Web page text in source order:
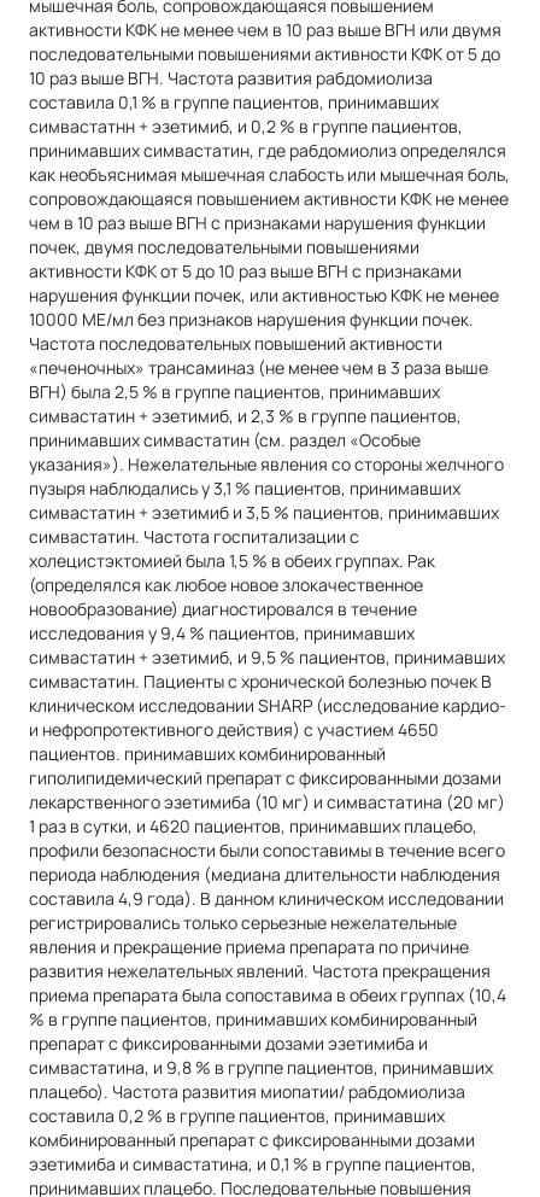
мышечная боль, сопровождающаяся повышением
активности КФК не менее чем в 10 раз выше ВГН или двумя
последовательными повышениями активности КФК от 5 до
10 раз выше ВГН. Частота развития рабдомиолиза
составила 0,1 % в группе пациентов, принимавших
симвастатнн + эзетимиб, и 0,2 % в группе пациентов,
принимавших симвастатин, где рабдомиолиз определялся
как необъяснимая мышечная слабость или мышечная боль,
сопровождающаяся повышением активности КФК не менее
чем в 10 раз выше ВГН с признаками нарушения функции
почек, двумя последовательными повышениями
активности КФК от 5 до 10 раз выше ВГН с признаками
нарушения функции почек, или активностью КФК не менее
10000 МЕ/мл без признаков нарушения функции почек.
Частота последовательных повышений активности
«печеночных» трансаминаз (не менее чем в 3 раза выше
ВГН) была 2,5 % в группе пациентов, принимавших
симвастатин + эзетимиб, и 2,3 % в группе пациентов,
принимавших симвастатин (см. раздел «Особые
указания»). Нежелательные явления со стороны желчного
пузыря наблюдались у 3,1 % пациентов, принимавших
симвастатин + эзетимиб и 3,5 % пациентов, принимавших
симвастатин. Частота госпитализации с
холецистэктомией была 1,5 % в обеих группах. Рак
(определялся как любое новое злокачественное
новообразование) диагностировался в течение
исследования у 9,4 % пациентов, принимавших
симвастатин + эзетимиб, и 9,5 % пациентов, принимавших
симвастатин. Пациенты с хронической болезнью почек В
клиническом исследовании SHARP (исследование кардио-
и нефропротективного действия) с участием 4650
пациентов. принимавших комбинированный
гиполипидемический препарат с фиксированными дозами
лекарственного эзетимиба (10 мг) и симвастатина (20 мг)
1 раз в сутки, и 4620 пациентов, принимавших плацебо,
профили безопасности были сопоставимы в течение всего
периода наблюдения (медиана длительности наблюдения
составила 4,9 года). В данном клиническом исследовании
регистрировались только серьезные нежелательные
явления и прекращение приема препарата по причине
развития нежелательных явлений. Частота прекращения
приема препарата была сопоставима в обеих группах (10,4
% в группе пациентов, принимавших комбинированный
препарат с фиксированными дозами эзетимиба и
симвастатина, и 9,8 % в группе пациентов, принимавших
плацебо). Частота развития миопатии/ рабдомиолиза
составила 0,2 % в группе пациентов, принимавших
комбинированный препарат с фиксированными дозами
эзетимиба и симвастатина, и 0,1 % в группе пациентов,
принимавших плацебо. Последовательные повышения